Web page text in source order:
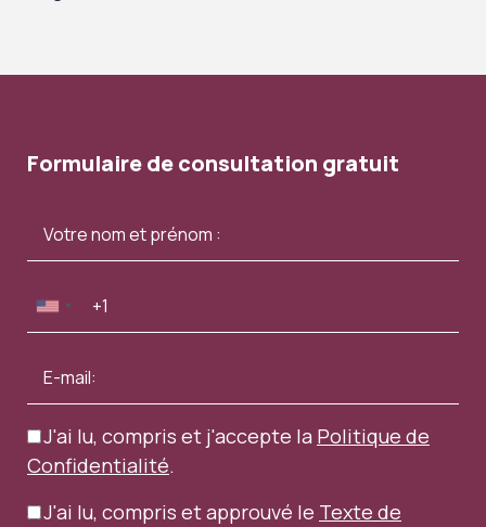
Formulaire de consultation gratuit
J'ai lu, compris et j'accepte la Politique de
Confidentialité.
J'ai lu, compris et approuvé le Texte de